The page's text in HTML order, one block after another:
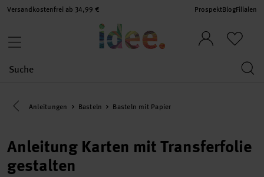
Versandkostenfrei ab 34,99 € ProspektBlogFilialen
Eine Kategorie zurück navigieren
Anleitungen Basteln Basteln mit Papier
Anleitung Karten mit Transferfolie
gestalten